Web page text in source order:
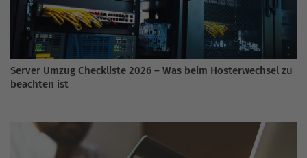
Server Umzug Checkliste 2026 – Was beim Hosterwechsel zu
beachten ist